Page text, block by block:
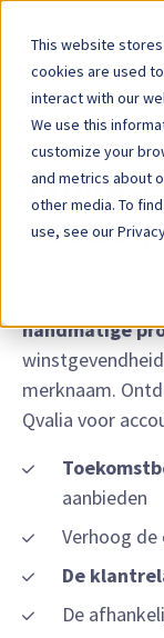
This website
cookies are used
interact with our
We use this
customize your
and metrics about
other media. To
use, see our
OPLOSSINGEN -
White-
Breid uw
handmatige
merknaam.
Qvalia voor
aanbieden
Verhoog
De
De